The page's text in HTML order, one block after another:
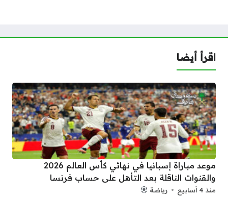
اقرأ أيضا
موعد مباراة إسبانيا في نهائي كأس العالم 2026
والقنوات الناقلة بعد التأهل على حساب فرنسا
منذ 4 أسابيع رياضة